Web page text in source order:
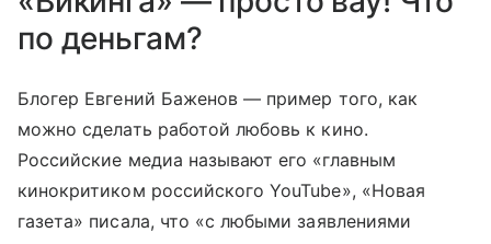
по деньгам?
Блогер Евгений Баженов — пример того, как
можно сделать работой любовь к кино.
Российские медиа называют его «главным
кинокритиком российского YouTube», «Новая
газета» писала, что «с любыми заявлениями